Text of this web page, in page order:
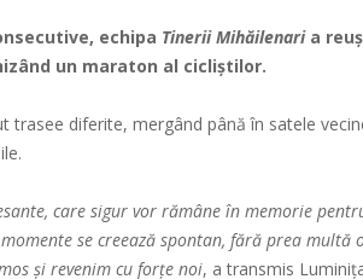
echipa Tinerii Mihăilenaria
un maraton al cicliștilor.
trasee diferite, mergând până în satele
care sigur vor rămâne în memorie
se creează spontan, fără prea
și revenim cu forțe noi, a transmis